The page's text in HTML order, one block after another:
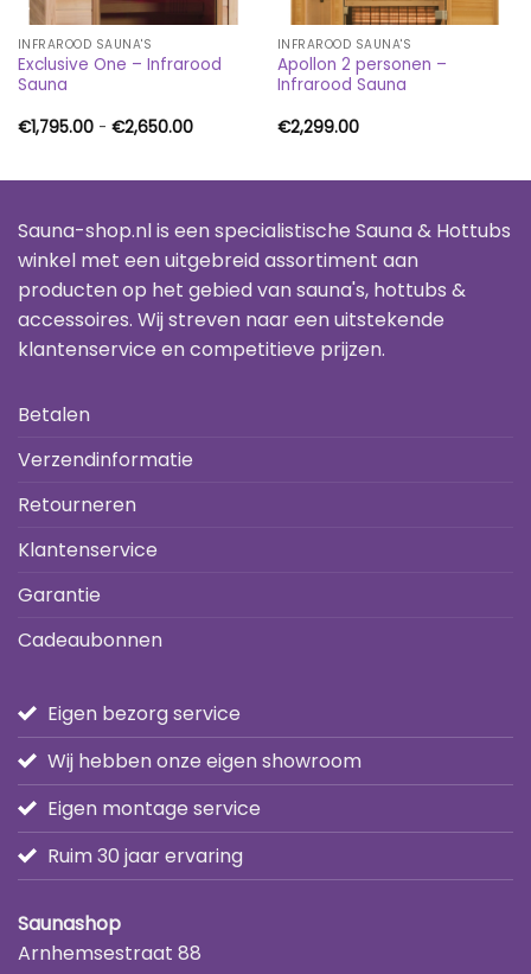
INFRAROOD SAUNA'S
Exclusive One – Infrarood
Sauna
€1,795.00 - €2,650.00Prijsklasse:
INFRAROOD SAUNA'S
Apollon 2 personen –
Infrarood Sauna
€2,299.00
Sauna-shop.nl is een specialistische Sauna & Hottubs
winkel met een uitgebreid assortiment aan
producten op het gebied van sauna's, hottubs &
accessoires. Wij streven naar een uitstekende
klantenservice en competitieve prijzen.
Betalen
Verzendinformatie
Retourneren
Klantenservice
Garantie
Cadeaubonnen
Eigen bezorg service
Wij hebben onze eigen showroom
Eigen montage service
Ruim 30 jaar ervaring
Saunashop
Arnhemsestraat 88